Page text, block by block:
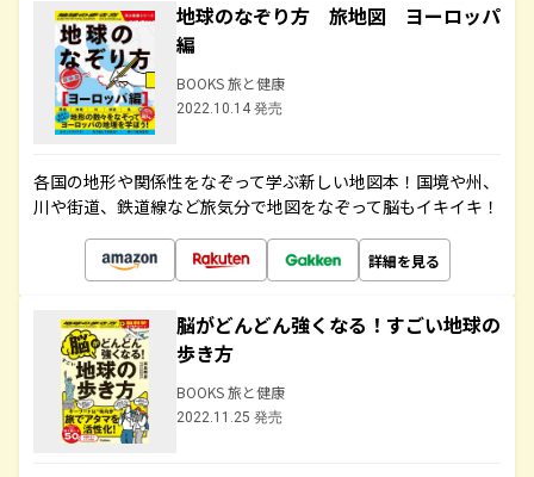
地球のなぞり方 旅地図 ヨーロッパ
編
BOOKS 旅と健康
2022.10.14 発売
各国の地形や関係性をなぞって学ぶ新しい地図本！国境や州、
川や街道、鉄道線など旅気分で地図をなぞって脳もイキイキ！
詳細を見る
脳がどんどん強くなる！すごい地球の
歩き方
BOOKS 旅と健康
2022.11.25 発売